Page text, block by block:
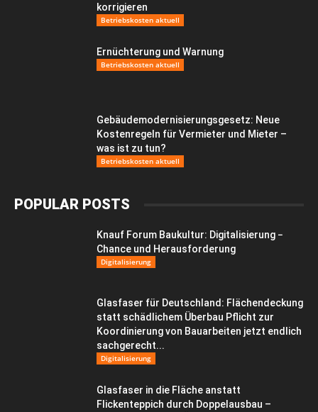
korrigieren
Betriebskosten aktuell
Ernüchterung und Warnung
Betriebskosten aktuell
Gebäudemodernisierungsgesetz: Neue
Kostenregeln für Vermieter und Mieter –
was ist zu tun?
Betriebskosten aktuell
POPULAR POSTS
Knauf Forum Baukultur: Digitalisierung −
Chance und Herausforderung
Digitalisierung
Glasfaser für Deutschland: Flächendeckung
statt schädlichem Überbau Pflicht zur
Koordinierung von Bauarbeiten jetzt endlich
sachgerecht...
Digitalisierung
Glasfaser in die Fläche anstatt
Flickenteppich durch Doppelausbau –